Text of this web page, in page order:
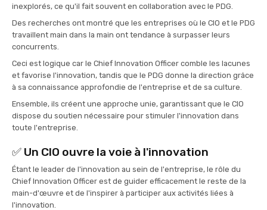
inexplorés, ce qu'il fait souvent en collaboration avec le PDG.
Des recherches ont montré que les entreprises où le CIO et le PDG
travaillent main dans la main ont tendance à surpasser leurs
concurrents.
Ceci est logique car le Chief Innovation Officer comble les lacunes
et favorise l'innovation, tandis que le PDG donne la direction grâce
à sa connaissance approfondie de l'entreprise et de sa culture.
Ensemble, ils créent une approche unie, garantissant que le CIO
dispose du soutien nécessaire pour stimuler l'innovation dans
toute l'entreprise.
✅ Un CIO ouvre la voie à l'innovation
Étant le leader de l'innovation au sein de l'entreprise, le rôle du
Chief Innovation Officer est de guider efficacement le reste de la
main-d'œuvre et de l'inspirer à participer aux activités liées à
l'innovation.